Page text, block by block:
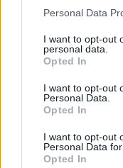
Please note that this
not limited to your
grant or deny
use your data for
consent section.
Personal Data
I want to opt-out
personal data.
Opted In
I want to opt-out
Personal Data.
Opted In
I want to opt-out
Personal Data
Opted In
Az év utolsó
KASZINÓK, MINT
2022. december. 16. 11:07
HATOS LOTTÓ
2022. augusztus. 21.
Kinek jöttek be a
KÉT HÓNAPON